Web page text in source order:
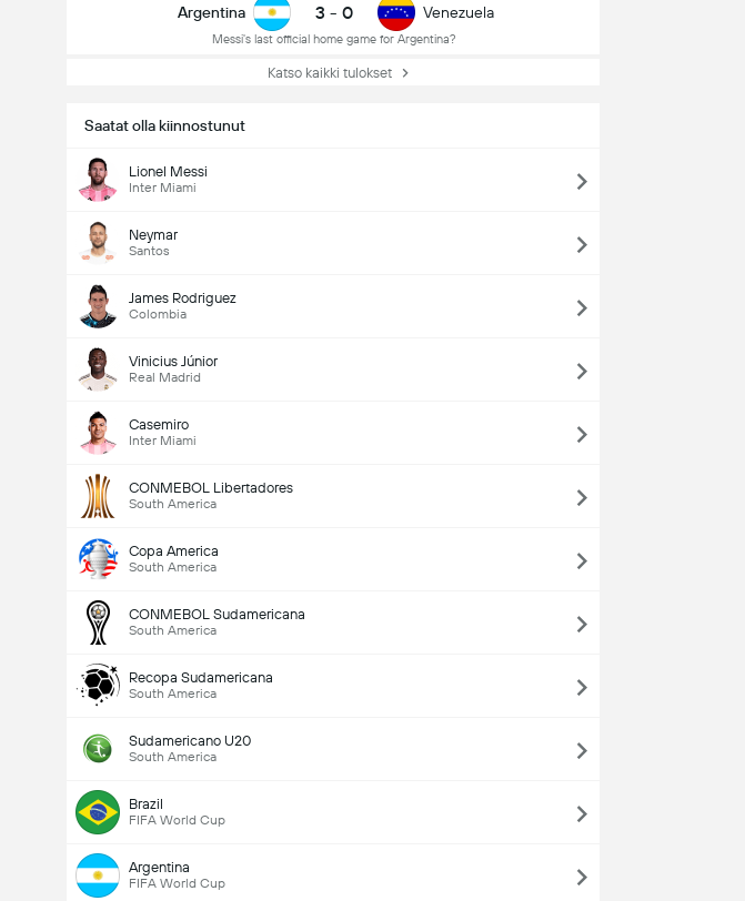
Argentina 3 - 0
Messi's last official home game for Argentina?
Venezuela
Katso kaikki tulokset
Saatat olla kiinnostunut
Lionel Messi
Inter Miami
Neymar
Santos
James Rodriguez
Colombia
Vinicius Júnior
Real Madrid
Casemiro
Inter Miami
CONMEBOL Libertadores
South America
Copa America
South America
CONMEBOL Sudamericana
South America
Recopa Sudamericana
South America
Sudamericano U20
South America
Brazil
FIFA World Cup
Argentina
FIFA World Cup